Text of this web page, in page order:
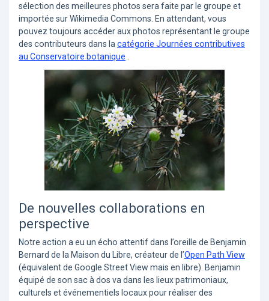
sélection des meilleures photos sera faite par le groupe et
importée sur Wikimedia Commons. En attendant, vous
pouvez toujours accéder aux photos représentant le groupe
des contributeurs dans la catégorie Journées contributives
au Conservatoire botanique
De nouvelles collaborations en
perspective
Notre action a eu un écho attentif dans l’oreille de Benjamin
Bernard de la Maison du Libre, créateur de l’Open Path View
(équivalent de Google Street View mais en libre). Benjamin
équipé de son sac à dos va dans les lieux patrimoniaux,
culturels et événementiels locaux pour réaliser des